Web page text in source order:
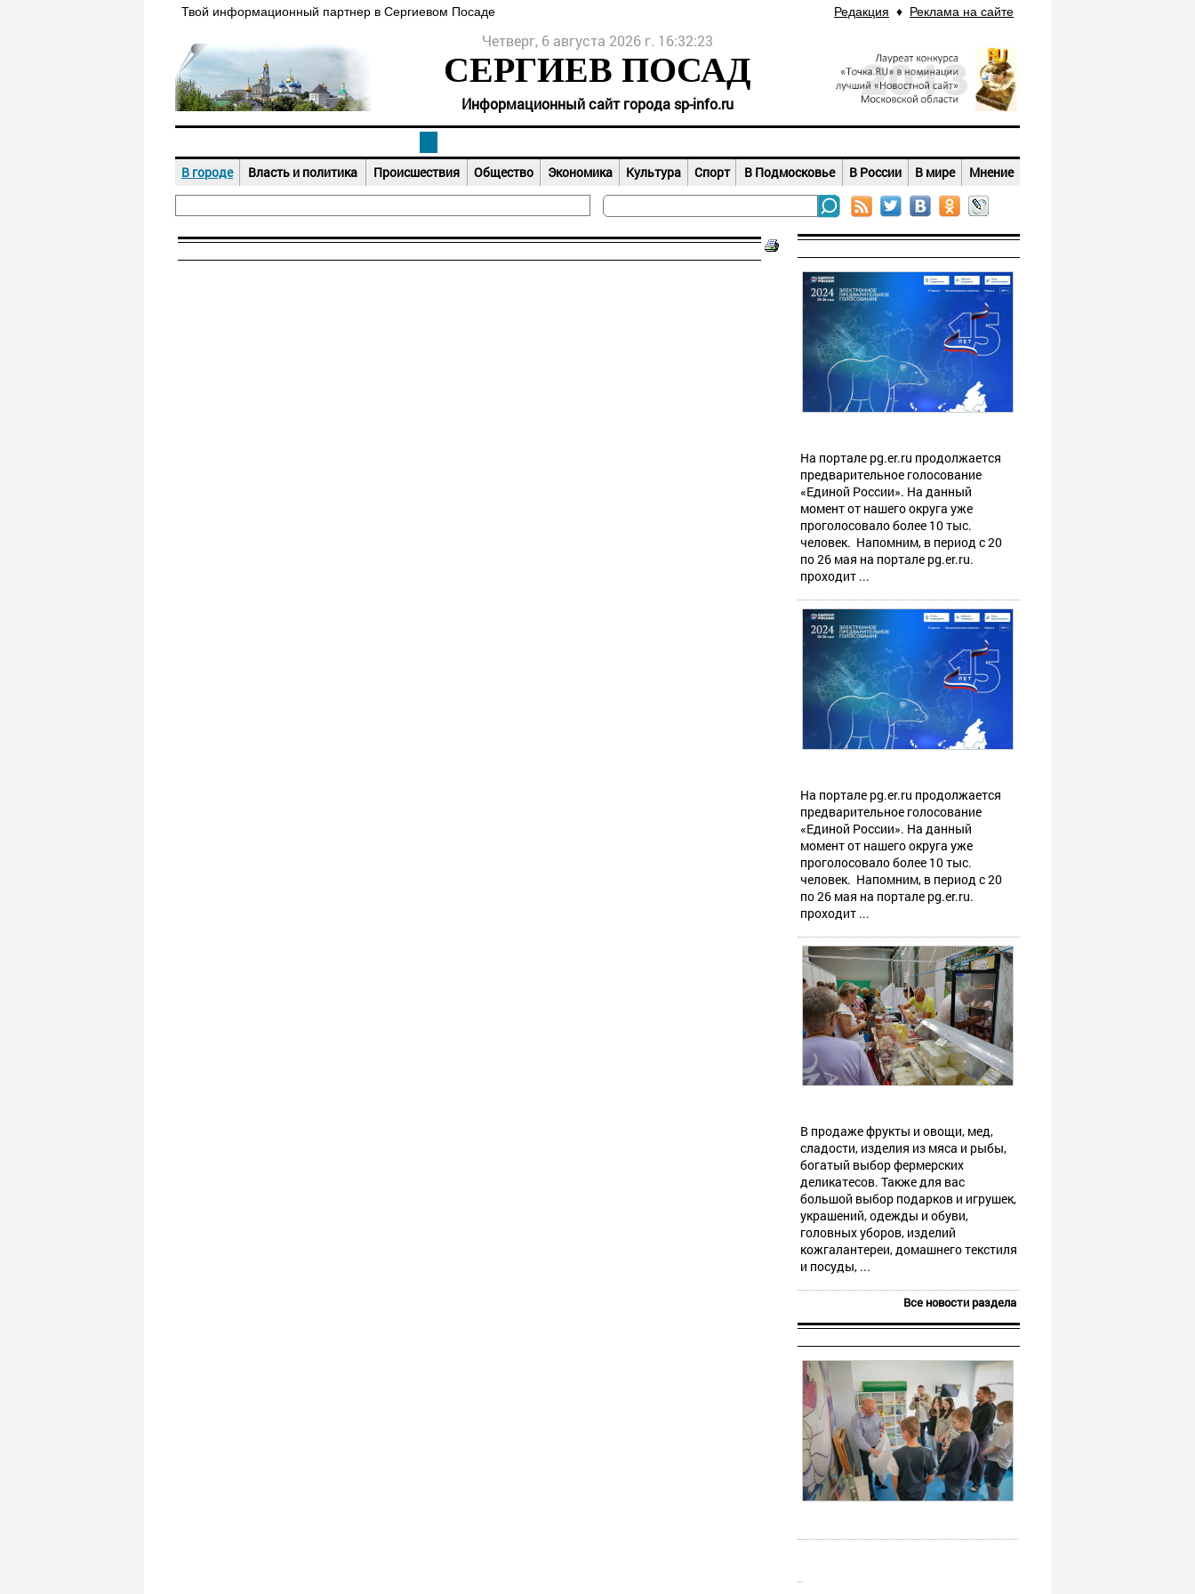
Твой информационный партнер в Сергиевом Посаде Редакция ♦ Реклама на сайте
Четверг, 6 августа 2026 г. 16:32:23
СЕРГИЕВ ПОСАД
Информационный сайт города sp-info.ru
В городе Власть и политика Происшествия Общество Экономика Культура Спорт В Подмосковье В России В мире Мнение
На портале pg.er.ru продолжается
предварительное голосование
«Единой России». На данный
момент от нашего округа уже
проголосовало более 10 тыс.
человек. Напомним, в период с 20
по 26 мая на портале pg.er.ru.
проходит ...
На портале pg.er.ru продолжается
предварительное голосование
«Единой России». На данный
момент от нашего округа уже
проголосовало более 10 тыс.
человек. Напомним, в период с 20
по 26 мая на портале pg.er.ru.
проходит ...
В продаже фрукты и овощи, мед,
сладости, изделия из мяса и рыбы,
богатый выбор фермерских
деликатесов. Также для вас
большой выбор подарков и игрушек,
украшений, одежды и обуви,
головных уборов, изделий
кожгалантереи, домашнего текстиля
и посуды, ...
Все новости раздела